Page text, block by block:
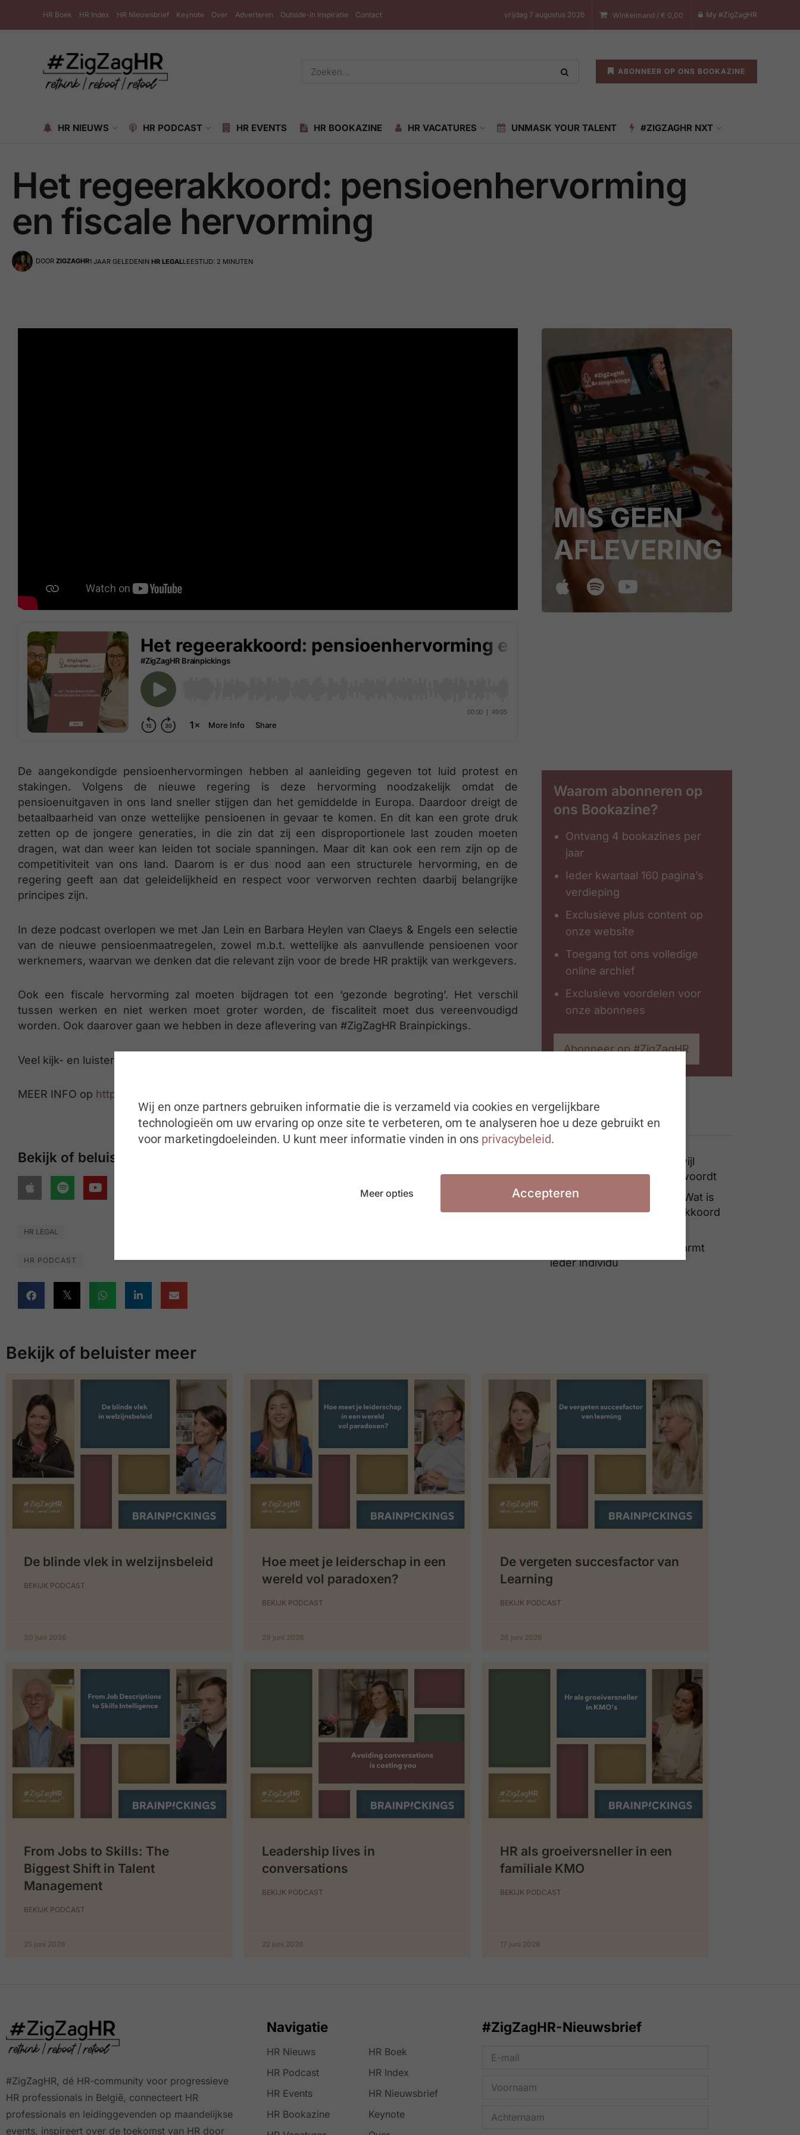
HR Boek HR Index HR Nieuwsbrief Keynote Over Adverteren Outside-in Inspiratie Contact vrijdag 7 augustus 2026 Winkelmand / € 0,00 My #ZigZagHR
ABONNEER OP ONS BOOKAZINE
HR NIEUWS HR PODCAST HR EVENTS HR BOOKAZINE HR VACATURES UNMASK YOUR TALENT #ZIGZAGHR NXT
Het regeerakkoord: pensioenhervorming
en fiscale hervorming
DOOR ZIGZAGHR1 JAAR GELEDENIN HR LEGALLEESTIJD: 2 MINUTEN
De aangekondigde pensioenhervormingen hebben al aanleiding gegeven tot luid protest en
stakingen. Volgens de nieuwe regering is deze hervorming noodzakelijk omdat de
pensioenuitgaven in ons land sneller stijgen dan het gemiddelde in Europa. Daardoor dreigt de
betaalbaarheid van onze wettelijke pensioenen in gevaar te komen. En dit kan een grote druk
zetten op de jongere generaties, in die zin dat zij een disproportionele last zouden moeten
dragen, wat dan weer kan leiden tot sociale spanningen. Maar dit kan ook een rem zijn op de
competitiviteit van ons land. Daarom is er dus nood aan een structurele hervorming, en de
regering geeft aan dat geleidelijkheid en respect voor verworven rechten daarbij belangrijke
principes zijn.
In deze podcast overlopen we met Jan Lein en Barbara Heylen van Claeys & Engels een selectie
van de nieuwe pensioenmaatregelen, zowel m.b.t. wettelijke als aanvullende pensioenen voor
werknemers, waarvan we denken dat die relevant zijn voor de brede HR praktijk van werkgevers.
Ook een fiscale hervorming zal moeten bijdragen tot een ‘gezonde begroting’. Het verschil
tussen werken en niet werken moet groter worden, de fiscaliteit moet dus vereenvoudigd
worden. Ook daarover gaan we hebben in deze aflevering van #ZigZagHR Brainpickings.
Veel kijk- en luisterplezier!
MEER INFO op https://zigzaghr.be/regeerakkoord-de-wever-wat-moet-je-weten-als-hr/
Bekijk of beluister onze podcasts op
HR LEGAL
HR PODCAST
MIS GEEN
AFLEVERING
Waarom abonneren op
ons Bookazine?
Ontvang 4 bookazines per
jaar
Ieder kwartaal 160 pagina’s
verdieping
Exclusieve plus content op
onze website
Toegang tot ons volledige
online archief
Exclusieve voordelen voor
onze abonnees
Abonneer op #ZigZagHR
Ook interessant
3 boeken om te lezen terwijl
ChatGPT je e-mails beantwoordt
#ZigZagHR Brainpickings: Wat is
de impact van het regeerakkoord
Een inclusieve cultuur omarmt
ieder individu
Bekijk of beluister meer
De blinde vlek in welzijnsbeleid
BEKIJK PODCAST
30 juni 2026
Hoe meet je leiderschap in een
wereld vol paradoxen?
BEKIJK PODCAST
29 juni 2026
De vergeten succesfactor van
Learning
BEKIJK PODCAST
26 juni 2026
From Jobs to Skills: The
Biggest Shift in Talent
Management
BEKIJK PODCAST
25 juni 2026
Leadership lives in
conversations
BEKIJK PODCAST
22 juni 2026
HR als groeiversneller in een
familiale KMO
BEKIJK PODCAST
17 juni 2026
#ZigZagHR, dé HR-community voor progressieve
HR professionals in België, connecteert HR
professionals en leidinggevenden op maandelijkse
events, inspireert over de toekomst van HR door
Navigatie
HR Nieuws
HR Podcast
HR Events
HR Bookazine
HR Boek
HR Index
HR Nieuwsbrief
Keynote
#ZigZagHR-Nieuwsbrief
Wij en onze partners gebruiken informatie die is verzameld via cookies en vergelijkbare
technologieën om uw ervaring op onze site te verbeteren, om te analyseren hoe u deze gebruikt en
voor marketingdoeleinden. U kunt meer informatie vinden in ons privacybeleid.
Meer opties Accepteren